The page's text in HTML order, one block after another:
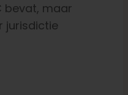
bevat, maar
jurisdictie